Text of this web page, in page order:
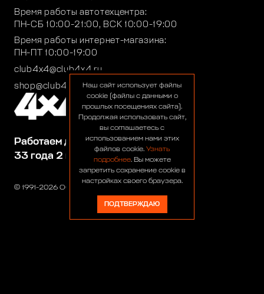
© 1991-2026 ООО «Сервис 4х4»
Работаем для вас:
33 года 2 месяца 24 дня
Время работы автотехцентра:
ПН-СБ 10:00-21:00, ВСК 10:00-19:00
Время работы интернет-магазина:
ПН-ПТ 10:00-19:00
club4x4@club4x4.ru
shop@club4x4.ruНаш сайт использует файлы
cookie (файлы с данными о
прошлых посещениях сайта).
Продолжая использовать сайт,
вы соглашаетесь с
использованием нами этих
файлов cookie. Узнать
подробнее. Вы можете
запретить сохранение cookie в
настройках своего браузера.
ПОДТВЕРЖДАЮ